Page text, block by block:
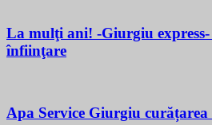
La mulţi ani! -Giurgiu express-
înfiinţare
Apa Service Giurgiu